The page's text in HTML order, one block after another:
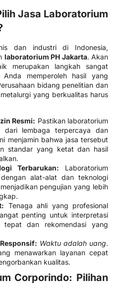
Jasa Laboratorium
dan industri di Indonesia,
laboratorium PH Jakarta. Akan
merupakan langkah sangat
memperoleh hasil yang
bidang penelitian dan
yang berkualitas harus
Resmi: Pastikan laboratorium
dari lembaga terpercaya dan
menjamin bahwa jasa tersebut
standar yang ketat dan hasil
Terbarukan: Laboratorium
alat-alat dan teknologi
pengujian yang lebih
Tenaga ahli yang profesional
penting untuk interpretasi
tepat dan rekomendasi yang
Waktu adalah uang.
menawarkan layanan cepat
kualitas.
Corporindo: Pilihan